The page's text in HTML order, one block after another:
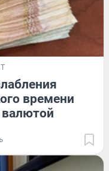
времени
валютой